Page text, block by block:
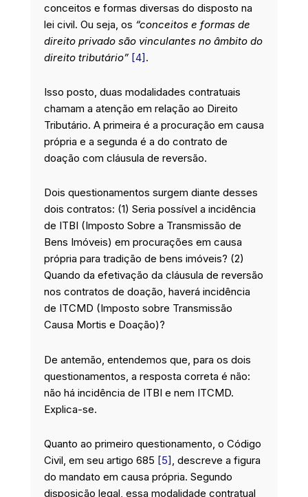
conceitos e formas diversas do disposto na
lei civil. Ou seja, os “conceitos e formas de
direito privado são vinculantes no âmbito do
direito tributário” [4].
Isso posto, duas modalidades contratuais
chamam a atenção em relação ao Direito
Tributário. A primeira é a procuração em causa
própria e a segunda é a do contrato de
doação com cláusula de reversão.
Dois questionamentos surgem diante desses
dois contratos: (1) Seria possível a incidência
de ITBI (Imposto Sobre a Transmissão de
Bens Imóveis) em procurações em causa
própria para tradição de bens imóveis? (2)
Quando da efetivação da cláusula de reversão
nos contratos de doação, haverá incidência
de ITCMD (Imposto sobre Transmissão
Causa Mortis e Doação)?
De antemão, entendemos que, para os dois
questionamentos, a resposta correta é não:
não há incidência de ITBI e nem ITCMD.
Explica-se.
Quanto ao primeiro questionamento, o Código
Civil, em seu artigo 685 [5], descreve a figura
do mandato em causa própria. Segundo
disposição legal, essa modalidade contratual